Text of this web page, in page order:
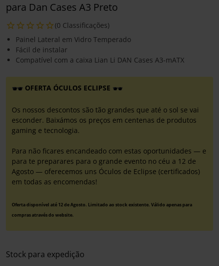
para Dan Cases A3 Preto
(0 Classificações)
Painel Lateral em Vidro Temperado
Fácil de instalar
Compatível com a caixa Lian Li DAN Cases A3-mATX
OFERTA ÓCULOS ECLIPSE
Os nossos descontos são tão grandes que até o sol se vai
esconder. Baixámos os preços em centenas de produtos
gaming e tecnologia.
Para não ficares encandeado com estas oportunidades — e
para te preparares para o grande evento no céu a 12 de
Agosto — oferecemos uns Óculos de Eclipse (certificados)
em todas as encomendas!
Oferta disponível até 12 de Agosto. Limitado ao stock existente. Válido apenas para
compras através do website.
Stock para expedição